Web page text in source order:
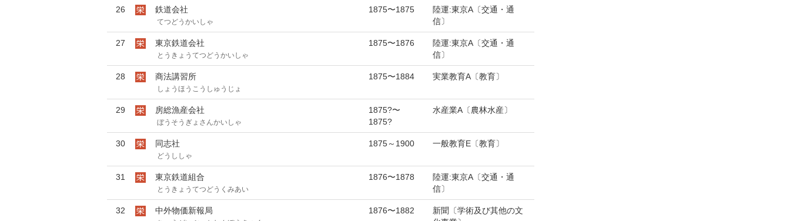
26 鉄道会社
てつどうかいしゃ
1875〜1875
陸運:東京A〔交通・通
信〕
27 東京鉄道会社
とうきょうてつどうかいしゃ
1875〜1876
陸運:東京A〔交通・通
信〕
28 商法講習所
しょうほうこうしゅうじょ
1875〜1884 実業教育A〔教育〕
29 房総漁産会社
ぼうそうぎょさんかいしゃ
1875?〜
1875?
水産業A〔農林水産〕
30 同志社
どうししゃ
1875～1900 一般教育E〔教育〕
31 東京鉄道組合
とうきょうてつどうくみあい
1876〜1878
陸運:東京A〔交通・通
信〕
32 中外物価新報局 1876〜1882
新聞〔学術及び其他の文